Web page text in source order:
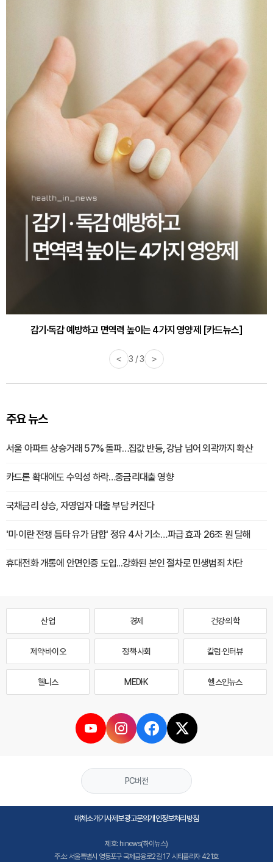
감기·독감 예방하고 면역력 높이는 4가지 영양제 [카드뉴스]
< 3 / 3 >
주요 뉴스
서울 아파트 상승거래 57% 돌파…집값 반등, 강남 넘어 외곽까지 확산
카드론 확대에도 수익성 하락…중금리대출 영향
국채금리 상승, 자영업자 대출 부담 커진다
'미·이란 전쟁 틈타 유가 담합' 정유 4사 기소…파급 효과 26조 원 달해
휴대전화 개통에 안면인증 도입...강화된 본인 절차로 민생범죄 차단
산업 경제 건강·의학
제약·바이오 정책·사회 칼럼·인터뷰
웰니스 MEDI·K 헬스인뉴스
PC버전
매체소개기사제보광고문의개인정보처리방침
제호: hinews(하이뉴스)
주소: 서울특별시 영등포구 국제금융로2길 17 시티플라자 421호